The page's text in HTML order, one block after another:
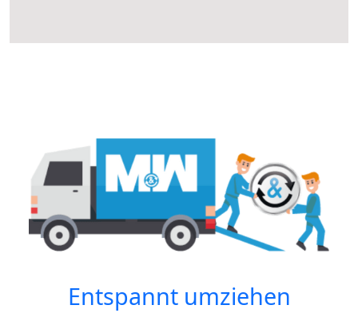
Entspannt umziehen